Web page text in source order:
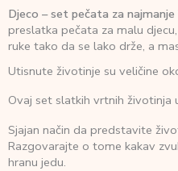
Djeco – set pečata za
preslatka pečata za malu
ruke tako da se lako drže, a
Utisnute životinje su veličine
Ovaj set slatkih vrtnih životinja
Sjajan način da predstavite
Razgovarajte o tome kakav
hranu jedu.